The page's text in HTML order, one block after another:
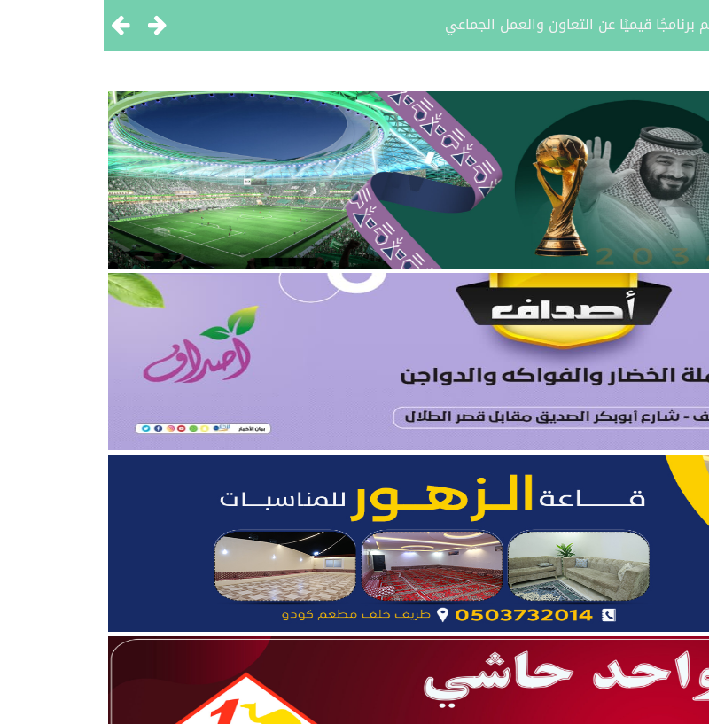
وزارة الرياضة وأعضاء نادي المساعدية بمناسبة تحقيق بطولتين إقليميتين
“فواز”
بزواج ابنه “عمر”
عضوًا في مجلس منطقة الحدود الشمالية
عضوًا في مجلس منطقة الحدود الشمالية
صندوق تنمية الموارد البشرية بالمنطقة لعام 2025
يدشّن فعاليات “صيفنا شمالي 2026”
الأسبوع الرابع من الدورة الصيفية “ربيع القلوب”
قيميًا عن التعاون والعمل الجماعي